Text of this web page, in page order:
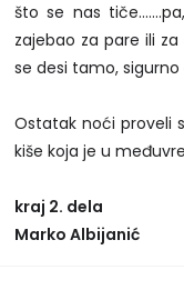
što se nas
zajebao za pare ili
se desi tamo,
Ostatak noći proveli
kiše koja je u
kraj 2. dela
Marko Albijanić